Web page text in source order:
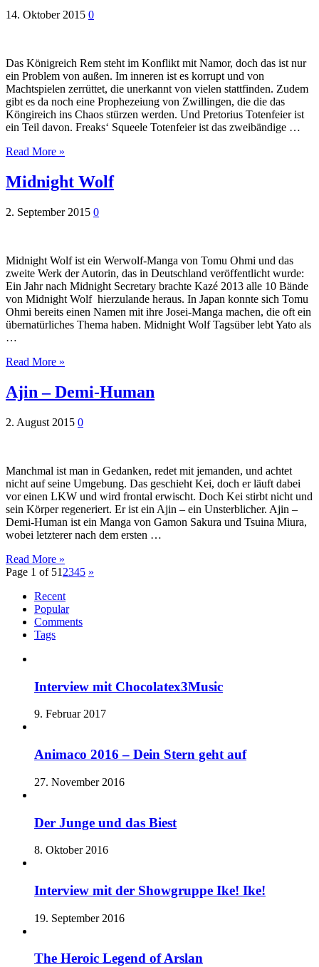
14. Oktober 2015 0
Das Königreich Rem steht im Konflikt mit Namor, doch das ist nur
ein Problem von außen. Im inneren ist es korrupt und von
Machtspielen zerrüttet, die unerkannt von vielen stattfinden. Zudem
gibt es da noch eine Prophezeiung von Zwillingen, die die das
Köngireich ins Chaos stürzen werden. Und Pretorius Totenfeier ist
ein Teil davon. Freaks‘ Squeele Totenfeier ist das zweibändige …
Read More »
Midnight Wolf
2. September 2015 0
Midnight Wolf ist ein Werwolf-Manga von Tomu Ohmi und das
zweite Werk der Autorin, das in Deutschland veröffentlicht wurde:
Ein Jahr nach Midnight Secretary brachte Kazé 2013 alle 10 Bände
von Midnight Wolf hierzulande heraus. In Japan konnte sich Tomu
Ohmi bereits einen Namen mit ihre Josei-Manga machen, die oft ein
übernatürliches Thema haben. Midnight Wolf Tagsüber lebt Yato als
…
Read More »
Ajin – Demi-Human
2. August 2015 0
Manchmal ist man in Gedanken, redet mit jemanden, und achtet
nicht auf seine Umgebung. Das geschieht Kei, doch er läuft dabei
vor einen LKW und wird frontal erwischt. Doch Kei stirbt nicht und
sein Körper regeneriert. Er ist ein Ajin – ein Unsterblicher. Ajin –
Demi-Human ist ein Manga von Gamon Sakura und Tsuina Miura,
wobei letzterer nach dem ersten …
Read More »
Page 1 of 51 2345 »
Recent
Popular
Comments
Tags
Interview mit Chocolatex3Music
9. Februar 2017
Animaco 2016 – Dein Stern geht auf
27. November 2016
Der Junge und das Biest
8. Oktober 2016
Interview mit der Showgruppe Ike! Ike!
19. September 2016
The Heroic Legend of Arslan